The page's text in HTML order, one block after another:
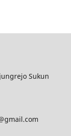
Sukun